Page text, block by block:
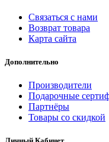
Связаться с нами
Возврат товара
Карта сайта
Дополнительно
Производители
Подарочные
Партнёры
Товары со скидкой